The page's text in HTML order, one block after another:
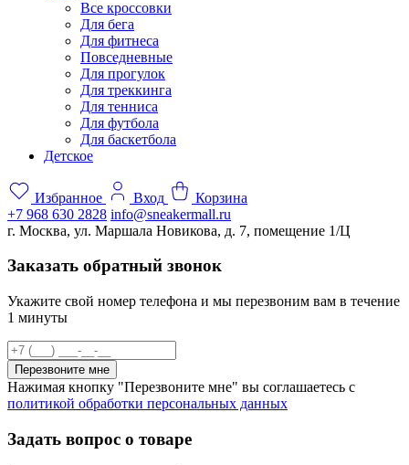
Все кроссовки
Для бега
Для фитнеса
Повседневные
Для прогулок
Для треккинга
Для тенниса
Для футбола
Для баскетбола
Детское
Избранное Вход
Корзина
+7 968 630 2828 info@sneakermall.ru
г. Москва, ул. Маршала Новикова, д. 7, помещение 1/Ц
Заказать обратный звонок
Укажите свой номер телефона и мы перезвоним вам в течение
1 минуты
Перезвоните мне
Нажимая кнопку "Перезвоните мне" вы соглашаетесь с
политикой обработки персональных данных
Задать вопрос о товаре